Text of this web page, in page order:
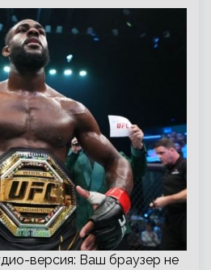
версия: Ваш браузер не